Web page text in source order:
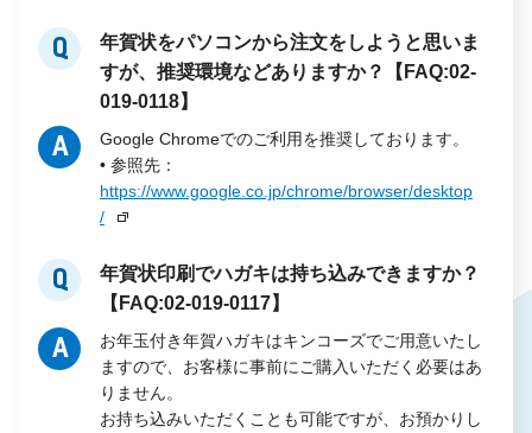
Q
年賀状をパソコンから注文をしようと思いま
すが、推奨環境などありますか？【FAQ:02-
019-0118】
A
Google Chromeでのご利用を推奨しております。
• 参照先：
https://www.google.co.jp/chrome/browser/desktop
/
Q
年賀状印刷でハガキは持ち込みできますか？
【FAQ:02-019-0117】
A
お年玉付き年賀ハガキはキンコーズでご用意いたし
ますので、お客様に事前にご購入いただく必要はあ
りません。
お持ち込みいただくことも可能ですが、お預かりし